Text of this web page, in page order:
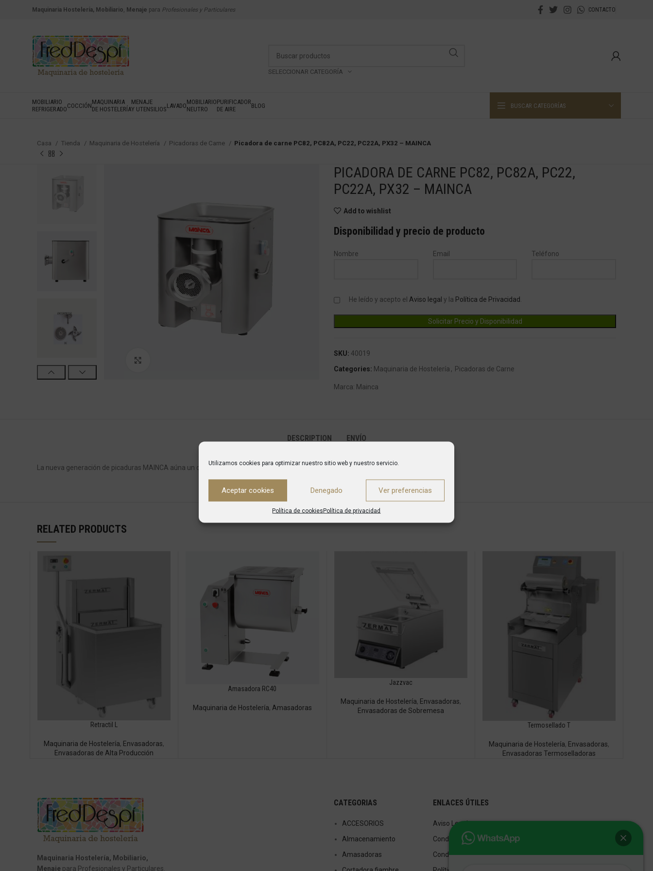
Utilizamos cookies para optimizar nuestro sitio web y nuestro servicio.
Aceptar cookies Denegado Ver preferencias
Política de cookiesPolítica de privacidad
Maquinaria Hostelería, Mobiliario, Menaje para Profesionales y Particulares CONTACTO
SELECCIONAR CATEGORÍA
MOBILIARIO
REFRIGERADOCOCCIÓNMAQUINARIA
DE HOSTELERÍA
MENAJE
Y UTENSILIOSLAVADOMOBILIARIO
NEUTRO
PURIFICADOR
DE AIRE
BLOG BUSCAR CATEGORÍAS
Casa Tienda Maquinaria de Hostelería Picadoras de Carne Picadora de carne PC82, PC82A, PC22, PC22A, PX32 – MAINCA
PICADORA DE CARNE PC82, PC82A, PC22,
PC22A, PX32 – MAINCA
Add to wishlist
Disponibilidad y precio de producto
Nombre Email Teléfono
He leído y acepto el Aviso legal y la Política de Privacidad
SKU: 40019
Categories: Maquinaria de Hostelería , Picadoras de Carne
Marca: Mainca
DESCRIPTION ENVÍO
La nueva generación de picaduras MAINCA aúna un diseño único e innovador con prestaciones sorprendentes.
RELATED PRODUCTS
Retractil L
Maquinaria de Hostelería, Envasadoras,
Envasadoras de Alta Producción
Amasadora RC40
Maquinaria de Hostelería, Amasadoras
Jazzvac
Maquinaria de Hostelería, Envasadoras,
Envasadoras de Sobremesa
Termosellado T
Maquinaria de Hostelería, Envasadoras,
Envasadoras Termoselladoras
Maquinaria Hostelería, Mobiliario,
Menaje para Profesionales y Particulares.
CATEGORIAS
ACCESORIOS
Almacenamiento
Amasadoras
ENLACES ÚTILES
Aviso Legal
Condiciones de Venta
Condiciones de Uso